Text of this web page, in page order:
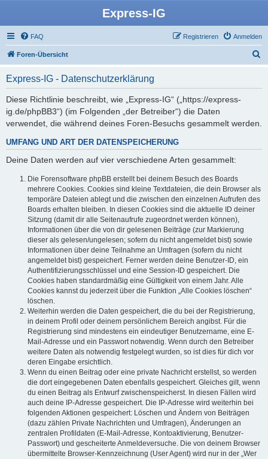
Express-IG
FAQ Anmelden
Registrieren
Foren-Übersicht
Express-IG - Datenschutzerklärung
Diese Richtlinie beschreibt, wie „Express-IG“ („https://express-
ig.de/phpBB3“) (im Folgenden „der Betreiber“) die Daten
verwendet, die während deines Foren-Besuchs gesammelt werden.
UMFANG UND ART DER DATENSPEICHERUNG
Deine Daten werden auf vier verschiedene Arten gesammelt:
Die Forensoftware phpBB erstellt bei deinem Besuch des Boards
mehrere Cookies. Cookies sind kleine Textdateien, die dein Browser als
temporäre Dateien ablegt und die zwischen den einzelnen Aufrufen des
Boards erhalten bleiben. In diesen Cookies sind die aktuelle ID deiner
Sitzung (damit dir alle Seitenaufrufe zugeordnet werden können),
Informationen über die von dir gelesenen Beiträge (zur Markierung
dieser als gelesen/ungelesen; sofern du nicht angemeldet bist) sowie
Informationen über deine Teilnahme an Umfragen (sofern du nicht
angemeldet bist) gespeichert. Ferner werden deine Benutzer-ID, ein
Authentifizierungsschlüssel und eine Session-ID gespeichert. Die
Cookies haben standardmäßig eine Gültigkeit von einem Jahr. Alle
Cookies kannst du jederzeit über die Funktion „Alle Cookies löschen“
löschen.
Weiterhin werden die Daten gespeichert, die du bei der Registrierung,
in deinem Profil oder deinem persönlichem Bereich angibst. Für die
Registrierung sind mindestens ein eindeutiger Benutzername, eine E-
Mail-Adresse und ein Passwort notwendig. Wenn durch den Betreiber
weitere Daten als notwendig festgelegt wurden, so ist dies für dich vor
deren Eingabe ersichtlich.
Wenn du einen Beitrag oder eine private Nachricht erstellst, so werden
die dort eingegebenen Daten ebenfalls gespeichert. Gleiches gilt, wenn
du einen Beitrag als Entwurf zwischenspeicherst. In diesen Fällen wird
auch deine IP-Adresse gespeichert. Die IP-Adresse wird weiterhin bei
folgenden Aktionen gespeichert: Löschen und Ändern von Beiträgen
(dazu zählen Private Nachrichten und Umfragen), Änderungen an
zentralen Profildaten (E-Mail-Adresse, Kontoaktivierung, Benutzer-
Passwort) und gescheiterte Anmeldeversuche. Die von deinem Browser
übermittelte Browser-Kennzeichnung (User Agent) wird nur in der „Wer